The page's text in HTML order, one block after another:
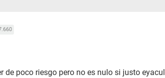
de poco riesgo pero no es nulo si justo